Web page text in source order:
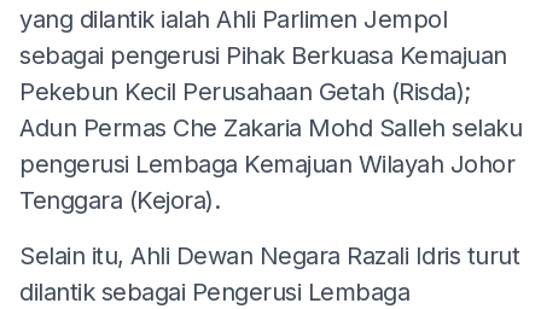
yang dilantik ialah Ahli Parlimen Jempol
sebagai pengerusi Pihak Berkuasa Kemajuan
Pekebun Kecil Perusahaan Getah (Risda);
Adun Permas Che Zakaria Mohd Salleh selaku
pengerusi Lembaga Kemajuan Wilayah Johor
Tenggara (Kejora).
Selain itu, Ahli Dewan Negara Razali Idris turut
dilantik sebagai Pengerusi Lembaga